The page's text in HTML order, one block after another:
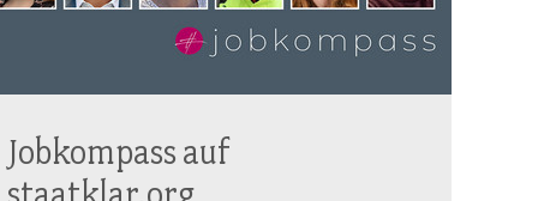
Jobkompass auf